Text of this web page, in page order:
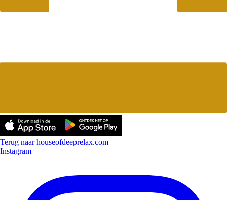
Terug naar houseofdeeprelax.com
Instagram